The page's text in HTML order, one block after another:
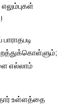
எல்லாம்
உள்ளத்தை